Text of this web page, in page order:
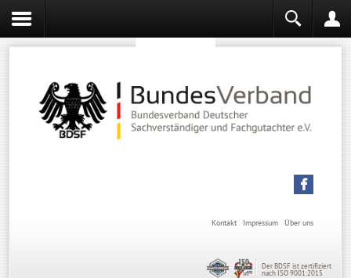
Über uns
Impressum
Kontakt
Der BDSF ist zertifiziert
nach ISO 9001:2015